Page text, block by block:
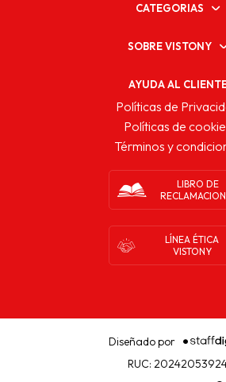
CATEGORIAS
SOBRE VISTONY
AYUDA AL
Políticas de
Políticas de
Términos y
LIBRO DE
LÍNEA ÉTICA
VISTONY
Diseñado por
RUC: